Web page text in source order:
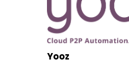
Yooz